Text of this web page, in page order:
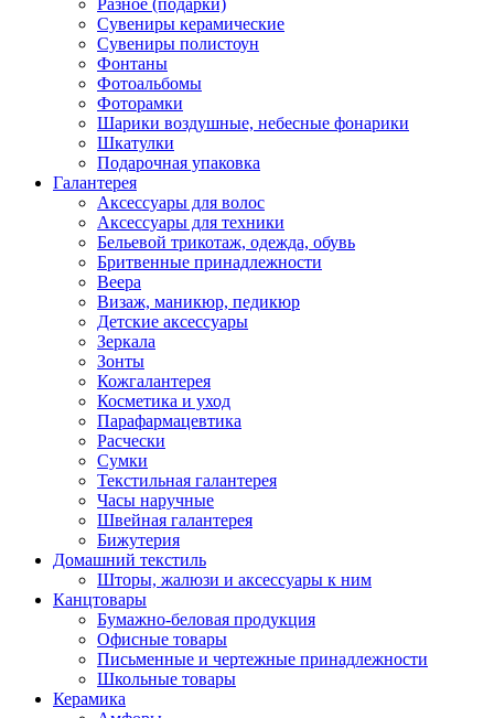
Сувениры керамические
Сувениры полистоун
Фонтаны
Фотоальбомы
Фоторамки
Шарики воздушные, небесные фонарики
Шкатулки
Подарочная упаковка
Галантерея
Аксессуары для волос
Аксессуары для техники
Бельевой трикотаж, одежда, обувь
Бритвенные принадлежности
Веера
Визаж, маникюр, педикюр
Детские аксессуары
Зеркала
Зонты
Кожгалантерея
Косметика и уход
Парафармацевтика
Расчески
Сумки
Текстильная галантерея
Часы наручные
Швейная галантерея
Бижутерия
Домашний текстиль
Шторы, жалюзи и аксессуары к ним
Канцтовары
Бумажно-беловая продукция
Офисные товары
Письменные и чертежные принадлежности
Школьные товары
Керамика